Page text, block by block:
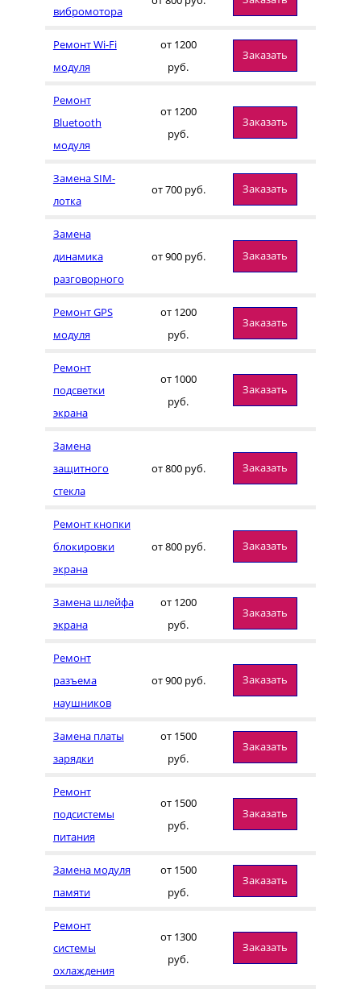
вибромотора
Ремонт Wi-Fi
модуля
от 1200
руб.
Заказать
Ремонт
Bluetooth
модуля
от 1200
руб.
Заказать
Замена SIM-
лотка
от 700 руб. Заказать
Замена
динамика
разговорного
от 900 руб. Заказать
Ремонт GPS
модуля
от 1200
руб.
Заказать
Ремонт
подсветки
экрана
от 1000
руб.
Заказать
Замена
защитного
стекла
от 800 руб. Заказать
Ремонт кнопки
блокировки
экрана
от 800 руб. Заказать
Замена шлейфа
экрана
от 1200
руб.
Заказать
Ремонт
разъема
наушников
от 900 руб. Заказать
Замена платы
зарядки
от 1500
руб.
Заказать
Ремонт
подсистемы
питания
от 1500
руб.
Заказать
Замена модуля
памяти
от 1500
руб.
Заказать
Ремонт
системы
охлаждения
от 1300
руб.
Заказать